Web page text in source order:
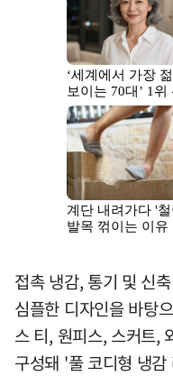
접촉 냉감, 통기 및 신
심플한 디자인을 바탕
스 티, 원피스, 스커트,
구성돼 '풀 코디형 냉